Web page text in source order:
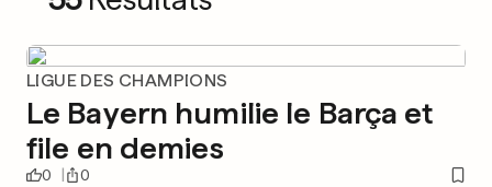
LIGUE DES CHAMPIONS
Le Bayern humilie le Barça et
file en demies
0 0